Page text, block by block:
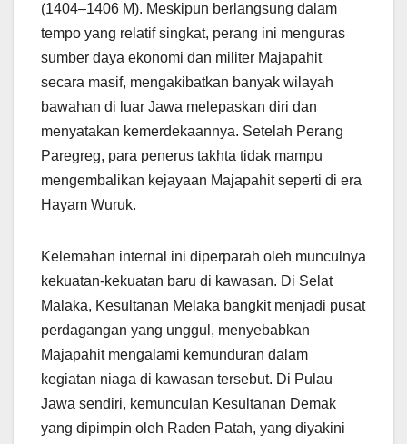
(1404–1406 M). Meskipun berlangsung dalam
tempo yang relatif singkat, perang ini menguras
sumber daya ekonomi dan militer Majapahit
secara masif, mengakibatkan banyak wilayah
bawahan di luar Jawa melepaskan diri dan
menyatakan kemerdekaannya. Setelah Perang
Paregreg, para penerus takhta tidak mampu
mengembalikan kejayaan Majapahit seperti di era
Hayam Wuruk.
Kelemahan internal ini diperparah oleh munculnya
kekuatan-kekuatan baru di kawasan. Di Selat
Malaka, Kesultanan Melaka bangkit menjadi pusat
perdagangan yang unggul, menyebabkan
Majapahit mengalami kemunduran dalam
kegiatan niaga di kawasan tersebut. Di Pulau
Jawa sendiri, kemunculan Kesultanan Demak
yang dipimpin oleh Raden Patah, yang diyakini